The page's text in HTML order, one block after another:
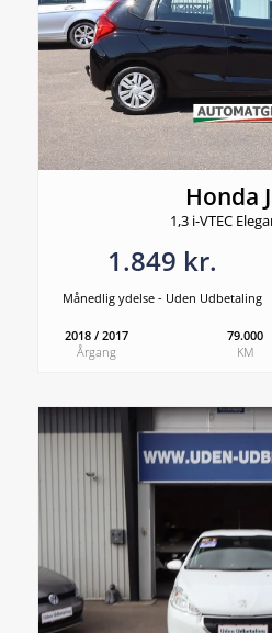
Honda
1,3 i-VTEC
1.849 kr.
Månedlig ydelse - Uden Udbetaling
2018 / 2017
Årgang
79.000
KM